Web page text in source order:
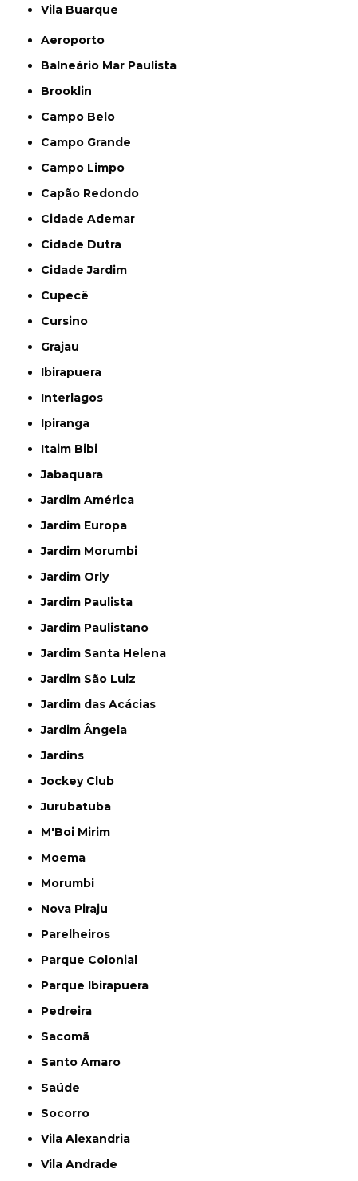
Vila Buarque
Aeroporto
Balneário Mar Paulista
Brooklin
Campo Belo
Campo Grande
Campo Limpo
Capão Redondo
Cidade Ademar
Cidade Dutra
Cidade Jardim
Cupecê
Cursino
Grajau
Ibirapuera
Interlagos
Ipiranga
Itaim Bibi
Jabaquara
Jardim América
Jardim Europa
Jardim Morumbi
Jardim Orly
Jardim Paulista
Jardim Paulistano
Jardim Santa Helena
Jardim São Luiz
Jardim das Acácias
Jardim Ângela
Jardins
Jockey Club
Jurubatuba
M'Boi Mirim
Moema
Morumbi
Nova Piraju
Parelheiros
Parque Colonial
Parque Ibirapuera
Pedreira
Sacomã
Santo Amaro
Saúde
Socorro
Vila Alexandria
Vila Andrade